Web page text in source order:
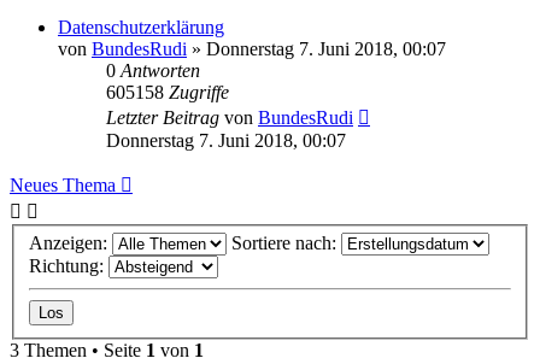
Datenschutzerklärung
von BundesRudi » Donnerstag 7. Juni 2018, 00:07
0 Antworten
605158 Zugriffe
Letzter Beitrag von BundesRudi
Donnerstag 7. Juni 2018, 00:07
Neues Thema
Anzeigen:
Sortiere nach:
Richtung:
3 Themen • Seite 1 von 1